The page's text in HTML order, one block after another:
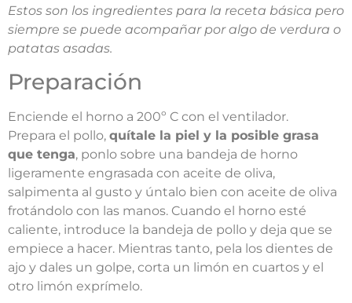
Estos son los ingredientes para la receta básica pero
siempre se puede acompañar por algo de verdura o
patatas asadas.
Preparación
Enciende el horno a 200º C con el ventilador.
Prepara el pollo, quítale la piel y la posible grasa
que tenga, ponlo sobre una bandeja de horno
ligeramente engrasada con aceite de oliva,
salpimenta al gusto y úntalo bien con aceite de oliva
frotándolo con las manos. Cuando el horno esté
caliente, introduce la bandeja de pollo y deja que se
empiece a hacer. Mientras tanto, pela los dientes de
ajo y dales un golpe, corta un limón en cuartos y el
otro limón exprímelo.